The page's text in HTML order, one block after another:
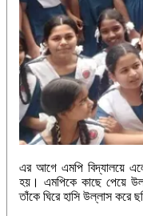
এর আগে এমপি বিদ্যালয়ে
হয়। এমপিকে কাছে পেয়ে
তাঁকে ঘিরে হাসি উল্লাস করে